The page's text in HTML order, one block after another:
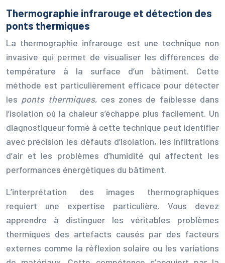
Thermographie infrarouge et détection des
ponts thermiques
La thermographie infrarouge est une technique non
invasive qui permet de visualiser les différences de
température à la surface d’un bâtiment. Cette
méthode est particulièrement efficace pour détecter
les ponts thermiques, ces zones de faiblesse dans
l’isolation où la chaleur s’échappe plus facilement. Un
diagnostiqueur formé à cette technique peut identifier
avec précision les défauts d’isolation, les infiltrations
d’air et les problèmes d’humidité qui affectent les
performances énergétiques du bâtiment.
L’interprétation des images thermographiques
requiert une expertise particulière. Vous devez
apprendre à distinguer les véritables problèmes
thermiques des artefacts causés par des facteurs
externes comme la réflexion solaire ou les variations